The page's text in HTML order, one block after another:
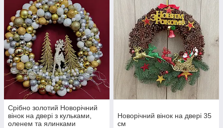
Срібно золотий Новорічний
вінок на двері з кульками,
оленем та ялинками
Новорічний вінок на двері 35
см